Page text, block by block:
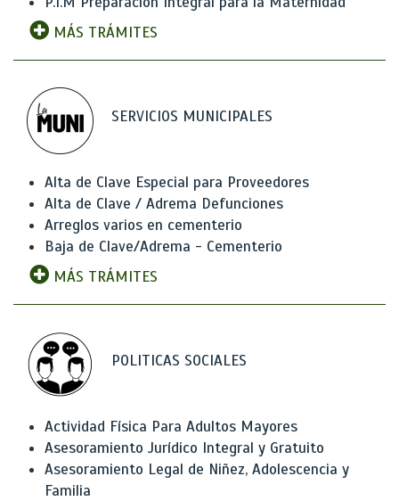
MÁS TRÁMITES
SERVICIOS MUNICIPALES
Alta de Clave Especial para Proveedores
Alta de Clave / Adrema Defunciones
Arreglos varios en cementerio
Baja de Clave/Adrema - Cementerio
MÁS TRÁMITES
POLITICAS SOCIALES
Actividad Física Para Adultos Mayores
Asesoramiento Jurídico Integral y Gratuito
Asesoramiento Legal de Niñez, Adolescencia y
Familia